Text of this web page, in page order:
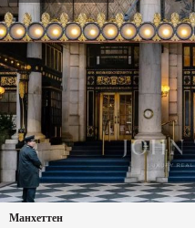
Манхеттен